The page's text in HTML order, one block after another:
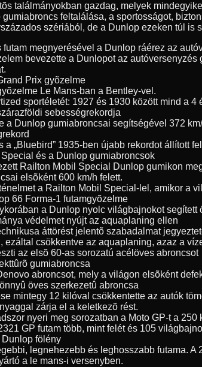
találmányokban gazdag, melyek
gumiabroncs feltalálása, a sportosságot,
szériából, de a Dunlop ezeken túl is
futam megnyerésével a Dunlop ráérez az
bevezette a Dunlopot az
Prix gyõzelme
Le Mans-ban a Bentley-vel.
sportéletét: 1927 és 1930 között mind a
sebességrekordja
a Dunlop gumiabroncsai segítségével 372
a „Bluebird” 1935-ben újabb rekordot állított
és a Dunlop gumiabroncsok
Railton Mobil Special Dunlop gumikon
elsõként 600 km/h felett.
a Railton Mobil Special-lel, amikor a
66 Forma-1 futamgyõzelme
a Dunlop nyolc világbajnokot segített
védelmet nyújt az aquaplaning ellen
áttörést jelentõ szabadalmat
ezáltal csökkentve az aquaplaning, azaz a
az elsõ 60-as sorozatú acélöves abroncsot
gumiabroncsa
abroncsot, mely a világon elsõként
öves szerkezetû abroncsa
mintegy 12 kilóval csökkentette az autók
zárja el a keletkezõ rést.
nyeri meg sorozatban a Moto GP-t a 250
GP futam több, mint felét és 105
Dunlop fölény
legnehezebb és leghosszabb futama.
a le mans-i versenyben.